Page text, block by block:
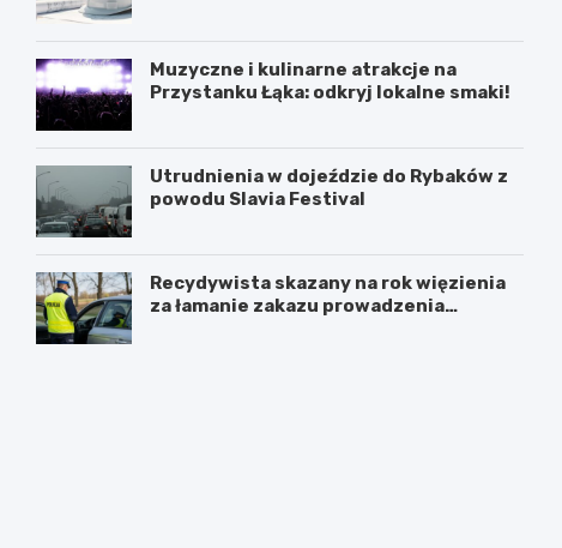
Muzyczne i kulinarne atrakcje na
Przystanku Łąka: odkryj lokalne smaki!
Utrudnienia w dojeździe do Rybaków z
powodu Slavia Festival
Recydywista skazany na rok więzienia
za łamanie zakazu prowadzenia